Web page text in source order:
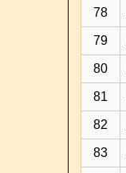
78
79
80
81
82
83